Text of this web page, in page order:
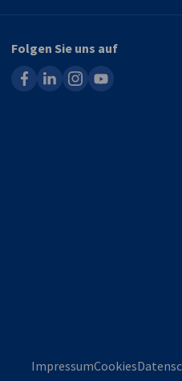
Folgen Sie uns auf
facebooklinkedininstagram
youtube
ImpressumCookies